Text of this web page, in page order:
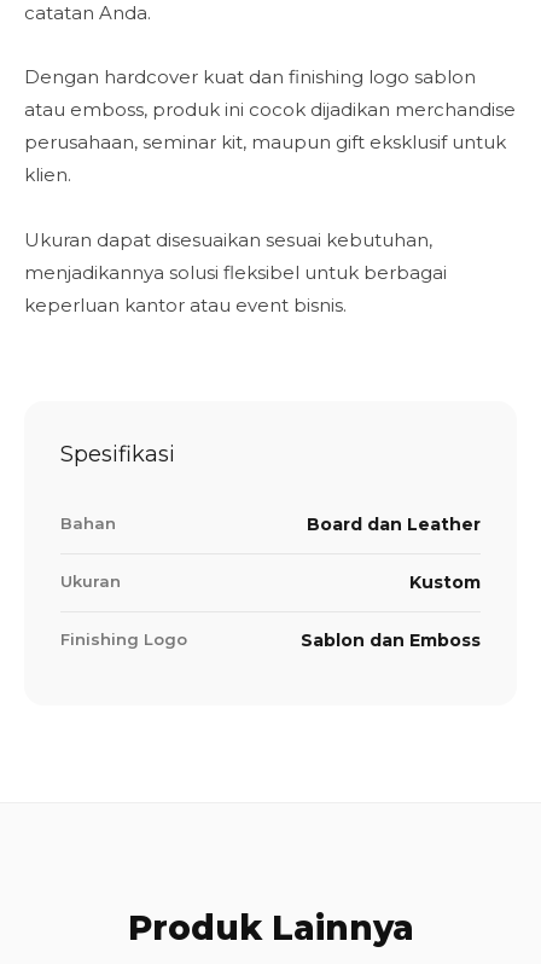
catatan Anda.
Dengan hardcover kuat dan finishing logo sablon
atau emboss, produk ini cocok dijadikan merchandise
perusahaan, seminar kit, maupun gift eksklusif untuk
klien.
Ukuran dapat disesuaikan sesuai kebutuhan,
menjadikannya solusi fleksibel untuk berbagai
keperluan kantor atau event bisnis.
Spesifikasi
Bahan Board dan Leather
Ukuran Kustom
Finishing Logo Sablon dan Emboss
Produk Lainnya